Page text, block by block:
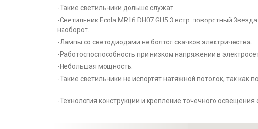
-Такие светильники дольше служат.
-Светильник Ecola MR16 DH07 GU5.3 встр. поворотный
наоборот.
-Лампы со светодиодами не боятся скачков электричества.
-Работоспоспособность при низком напряжении в
-Небольшая мощность.
-Такие светильники не испортят натяжной потолок, так как
-Технология конструкции и крепление точечного